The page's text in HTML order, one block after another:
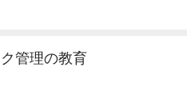
管理の教育